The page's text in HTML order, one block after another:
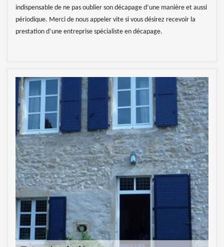
indispensable de ne pas oublier son décapage d’une manière et aussi
périodique. Merci de nous appeler vite si vous désirez recevoir la
prestation d’une entreprise spécialiste en décapage.